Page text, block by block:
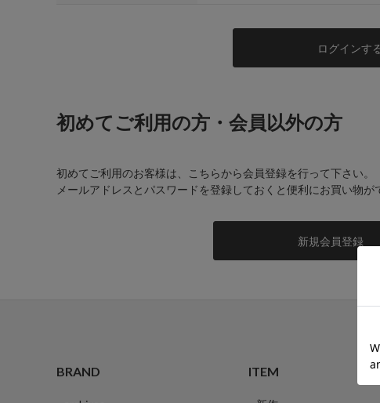
初めてご利用の方・会員以外の方
初めてご利用のお客様は、こちらから会員登録を行って下さい。
メールアドレスとパスワードを登録しておくと便利にお買い物が
BRAND ITEM